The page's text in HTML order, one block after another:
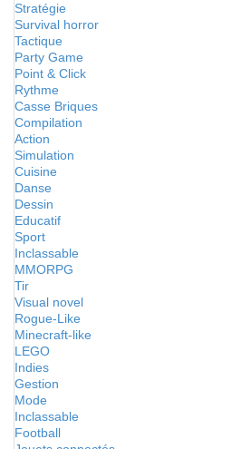
Stratégie
Survival horror
Tactique
Party Game
Point & Click
Rythme
Casse Briques
Compilation
Action
Simulation
Cuisine
Danse
Dessin
Educatif
Sport
Inclassable
MMORPG
Tir
Visual novel
Rogue-Like
Minecraft-like
LEGO
Indies
Gestion
Mode
Inclassable
Football